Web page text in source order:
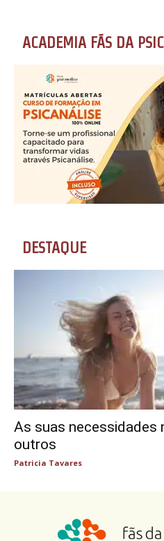
ACADEMIA FÃS DA
DESTAQUE
As suas necessidades
outros
Patricia Tavares